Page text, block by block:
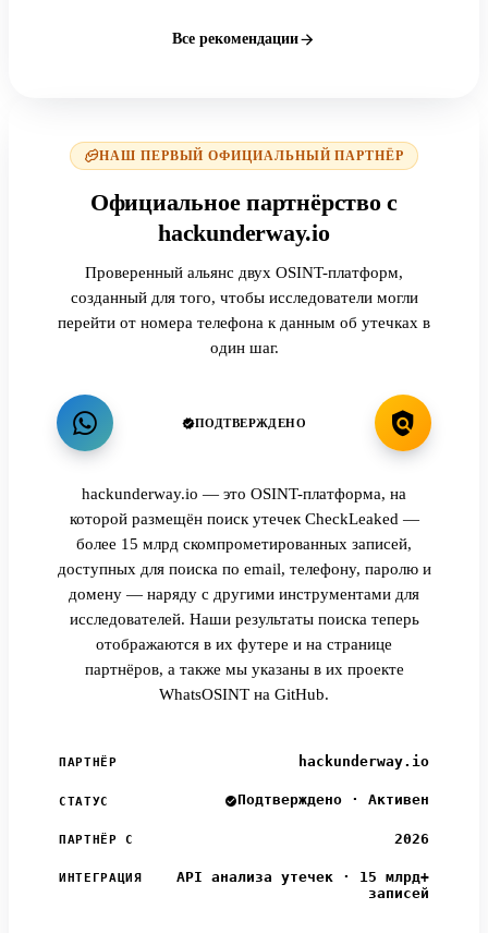
Все рекомендации
НАШ ПЕРВЫЙ ОФИЦИАЛЬНЫЙ ПАРТНЁР
Официальное партнёрство с
hackunderway.io
Проверенный альянс двух OSINT-платформ,
созданный для того, чтобы исследователи могли
перейти от номера телефона к данным об утечках в
один шаг.
ПОДТВЕРЖДЕНО
hackunderway.io — это OSINT-платформа, на
которой размещён поиск утечек CheckLeaked —
более 15 млрд скомпрометированных записей,
доступных для поиска по email, телефону, паролю и
домену — наряду с другими инструментами для
исследователей. Наши результаты поиска теперь
отображаются в их футере и на странице
партнёров, а также мы указаны в их проекте
WhatsOSINT на GitHub.
ПАРТНЁР hackunderway.io
СТАТУС Подтверждено · Активен
ПАРТНЁР С 2026
ИНТЕГРАЦИЯ
API анализа утечек · 15 млрд+
записей